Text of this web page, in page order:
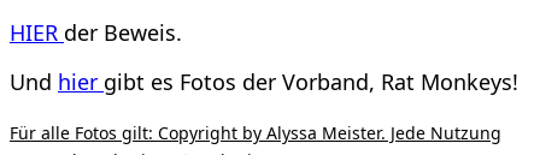
HIER der Beweis.
Und hier gibt es Fotos der Vorband, Rat Monkeys!
Für alle Fotos gilt: Copyright by Alyssa Meister. Jede Nutzung